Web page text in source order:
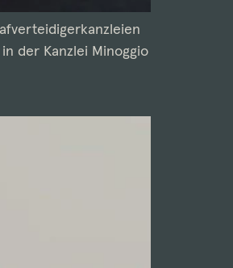
der Kanzlei Minoggio